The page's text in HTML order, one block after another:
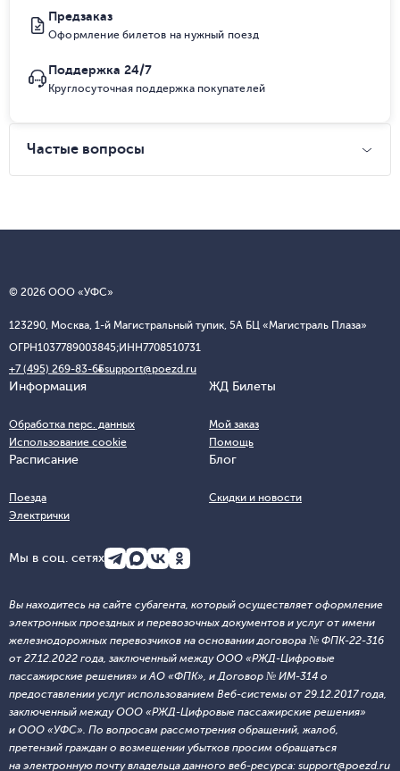
Предзаказ
Оформление билетов на нужный поезд
Поддержка 24/7
Круглосуточная поддержка покупателей
Частые вопросы
© 2026 ООО «УФС»
123290, Москва, 1-й Магистральный тупик, 5А БЦ «Магистраль Плаза»
ОГРН1037789003845;ИНН7708510731
+7 (495) 269-83-65support@poezd.ru
Информация
Обработка перс. данных
Использование cookie
ЖД Билеты
Мой заказ
Помощь
Расписание
Поезда
Электрички
Блог
Скидки и новости
Мы в соц. сетях
Вы находитесь на сайте субагента, который осуществляет оформление
электронных проездных и перевозочных документов и услуг от имени
железнодорожных перевозчиков на основании договора № ФПК-22-316
от 27.12.2022 года, заключенный между ООО «РЖД-Цифровые
пассажирские решения» и АО «ФПК», и Договор № ИМ-314 о
предоставлении услуг использованием Веб-системы от 29.12.2017 года,
заключенный между ООО «РЖД-Цифровые пассажирские решения»
и ООО «УФС». По вопросам рассмотрения обращений, жалоб,
претензий граждан о возмещении убытков просим обращаться
на электронную почту владельца данного веб-ресурса: support@poezd.ru